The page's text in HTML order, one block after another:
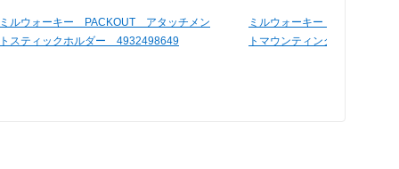
ミルウォーキー PACKOUT アタッチメン
トスティックホルダー 4932498649
ミルウォーキー PACKOUT
トマウンティングプレート